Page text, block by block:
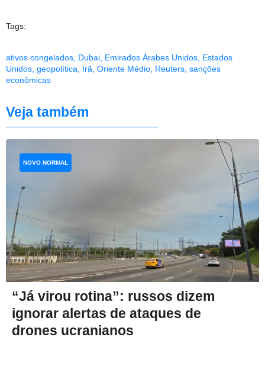
Tags:
ativos congelados Dubai Emirados Árabes Unidos Estados
Unidos geopolítica Irã Oriente Médio Reuters sanções
econômicas
Veja também
“Já virou rotina”: russos dizem
ignorar alertas de ataques de
drones ucranianos
NOVO NORMAL